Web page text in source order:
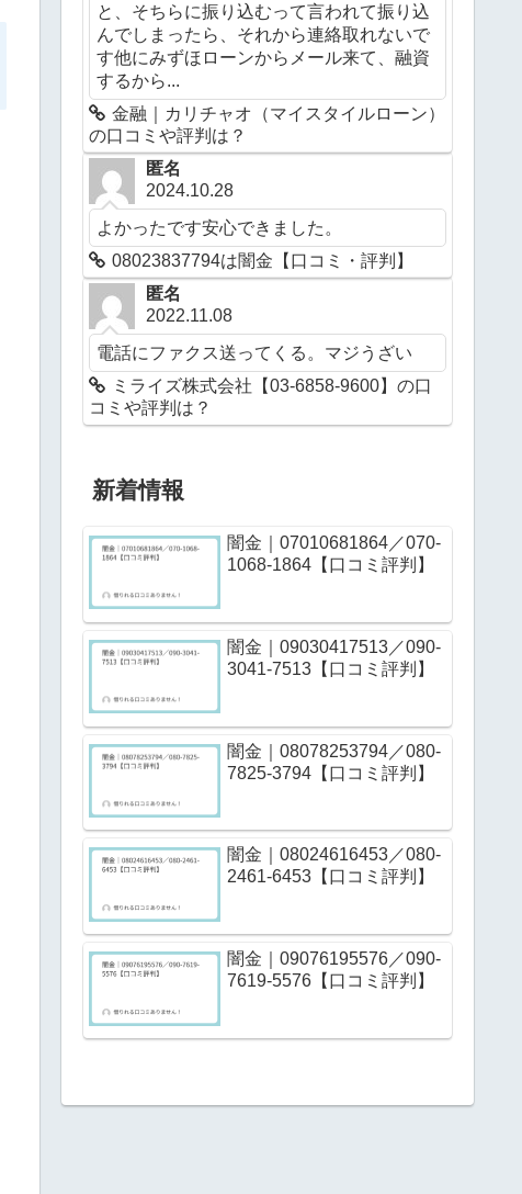
と、そちらに振り込むって言われて振り込
んでしまったら、それから連絡取れないで
す他にみずほローンからメール来て、融資
するから...
金融｜カリチャオ（マイスタイルローン）
の口コミや評判は？
匿名
2024.10.28
よかったです安心できました。
08023837794は闇金【口コミ・評判】
匿名
2022.11.08
電話にファクス送ってくる。マジうざい
ミライズ株式会社【03-6858-9600】の口
コミや評判は？
新着情報
闇金｜07010681864／070-
1068-1864【口コミ評判】
闇金｜09030417513／090-
3041-7513【口コミ評判】
闇金｜08078253794／080-
7825-3794【口コミ評判】
闇金｜08024616453／080-
2461-6453【口コミ評判】
闇金｜09076195576／090-
7619-5576【口コミ評判】